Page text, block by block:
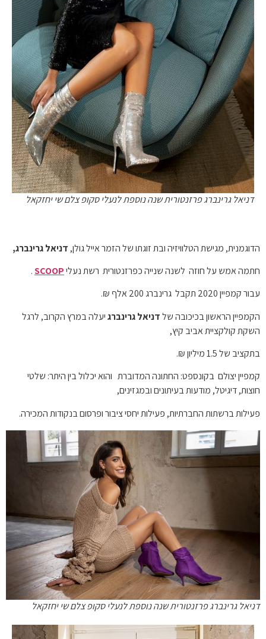
דניאל גרינברג פרזנטורית שנה נוספת לנעלי סקופ צלם שי יחזקאל
הדוגמנית, מגישת הטלוויזיה ובת זוגתו של הזמר אייל גולן, דניאל גרינברג,
חתמה אמש על חוזה לשנה שנייה כפרזנטורית רשת נעליSCOOP
.
עבור קמפיין 2020 תקבל גרינברג 200 אלף ₪.
הקמפיין הראשון בכיכובה שלדניאל גרינברגיעלה במרץ הקרוב, לרגל
השקת קולקציית אביב קיץ,
בתקציב של 1.5 מיליון ₪.
קמפיין יצולם בקונספט: החתונה המדוברת והוא יכלול בין היתר: שלטי
חוצות, דיגיטל, מודעות בעיתונים ובמגזינים,
פעילות ברשתות החברתיות, פעילות יחסי ציבור ופרסום בנקודות המכירה.
דניאל גרינברג פרזנטורית שנה נוספת לנעלי סקופ צלם שי יחזקאל